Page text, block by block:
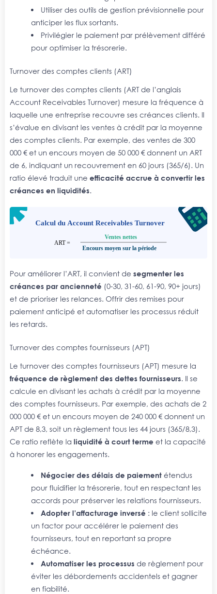
Utiliser des outils de gestion prévisionnelle pour
anticiper les flux sortants.
Privilégier le paiement par prélèvement différé
pour optimiser la trésorerie.
Turnover des comptes clients (ART)
Le turnover des comptes clients (ART de l’anglais
Account Receivables Turnover) mesure la fréquence à
laquelle une entreprise recouvre ses créances clients. Il
s’évalue en divisant les ventes à crédit par la moyenne
des comptes clients. Par exemple, des ventes de 300
000 € et un encours moyen de 50 000 € donnent un ART
de 6, indiquant un recouvrement en 60 jours (365/6). Un
ratio élevé traduit une efficacité accrue à convertir les
créances en liquidités
Pour améliorer l’ART, il convient de segmenter les
créances par ancienneté (0-30, 31-60, 61-90, 90+ jours)
et de prioriser les relances. Offrir des remises pour
paiement anticipé et automatiser les processus réduit
les retards.
Turnover des comptes fournisseurs (APT)
Le turnover des comptes fournisseurs (APT) mesure la
fréquence de règlement des dettes fournisseurs. Il se
calcule en divisant les achats à crédit par la moyenne
des comptes fournisseurs. Par exemple, des achats de 2
000 000 € et un encours moyen de 240 000 € donnent un
APT de 8,3, soit un règlement tous les 44 jours (365/8,3).
Ce ratio reflète la liquidité à court terme et la capacité
à honorer les engagements.
Négocier des délais de paiement étendus
pour fluidifier la trésorerie, tout en respectant les
accords pour préserver les relations fournisseurs.
Adopter l’affacturage inversé : le client sollicite
un factor pour accélérer le paiement des
fournisseurs, tout en reportant sa propre
échéance.
Automatiser les processus de règlement pour
éviter les débordements accidentels et gagner
en fiabilité.